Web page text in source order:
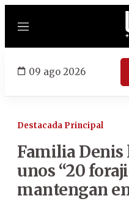
Menú
09 ago 2026
Destacada Principal
Familia Denis
unos “20
mantengan